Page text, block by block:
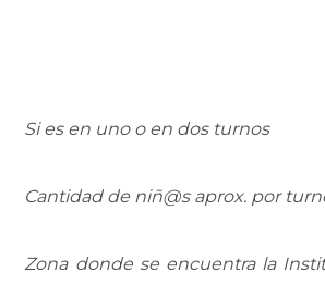
Si es en uno o en dos turnos
Cantidad de niñ@s aprox. por
Zona donde se encuentra la